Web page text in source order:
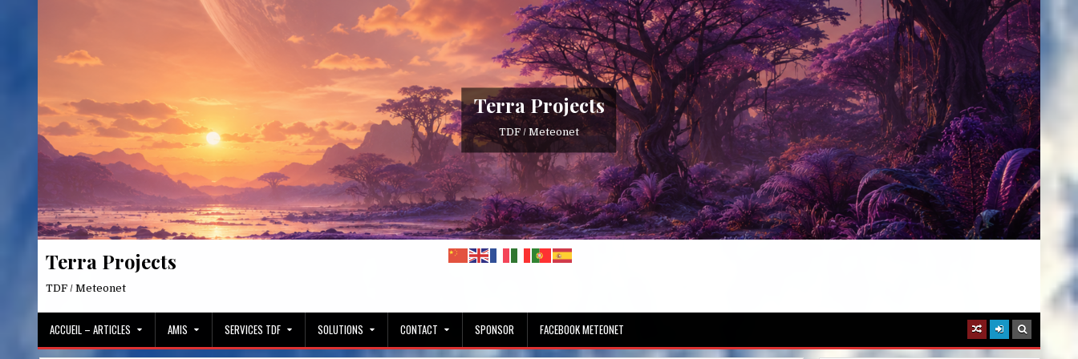
Terra Projects
TDF / Meteonet
Terra Projects
TDF / Meteonet
ACCUEIL – ARTICLES AMIS SERVICES TDF SOLUTIONS CONTACT SPONSOR FACEBOOK METEONET